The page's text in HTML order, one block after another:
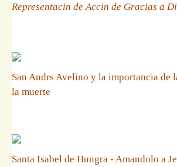
Representacin de Accin de Gracias a
San Andrs Avelino y la importancia de
la muerte
Santa Isabel de Hungra - Amandolo a